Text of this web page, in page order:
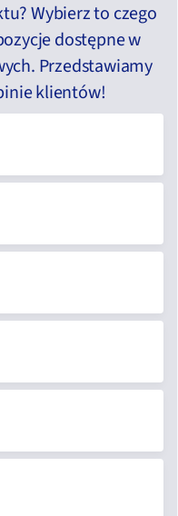
Wybierz to czego
dostępne w
Przedstawiamy
klientów!